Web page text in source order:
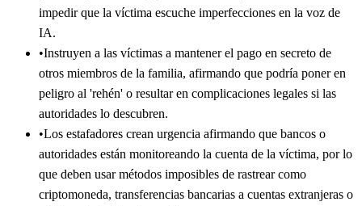
impedir que la víctima escuche imperfecciones en la voz de
IA.
•Instruyen a las víctimas a mantener el pago en secreto de
otros miembros de la familia, afirmando que podría poner en
peligro al 'rehén' o resultar en complicaciones legales si las
autoridades lo descubren.
•Los estafadores crean urgencia afirmando que bancos o
autoridades están monitoreando la cuenta de la víctima, por lo
que deben usar métodos imposibles de rastrear como
criptomoneda, transferencias bancarias a cuentas extranjeras o